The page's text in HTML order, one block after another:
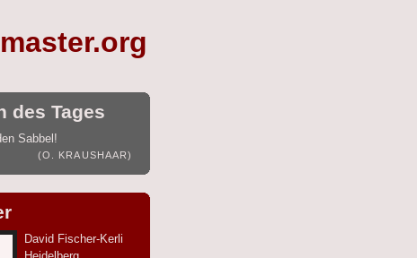
des Tages
Sabbel!
(O. KRAUSHAAR)
David Fischer-Kerli